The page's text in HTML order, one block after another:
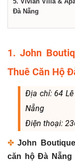
Đà Nẵng
1. John
Thuê Căn Hộ
Địa chỉ: 64 Lê
Nẵng
Điện thoại:
✤ John
căn hộ Đà Nẵng